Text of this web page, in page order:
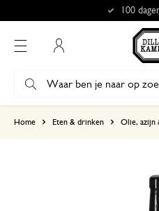
100
Home Eten & drinken Olie, azijn